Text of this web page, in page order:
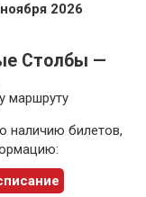
2026
Столбы —
маршруту
наличию билетов,